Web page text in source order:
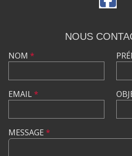
NOUS
NOM *
EMAIL*
MESSAGE *